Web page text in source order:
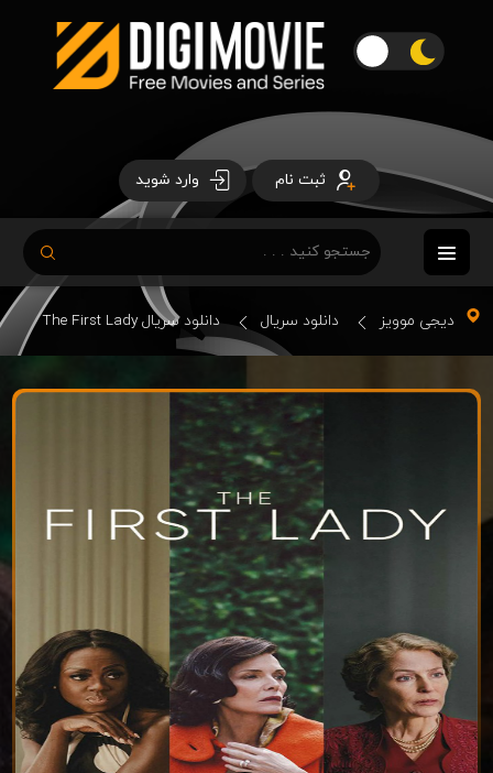
ثبت نام وارد شوید
دیجی موویز دانلود سریال دانلود سریال The First Lady